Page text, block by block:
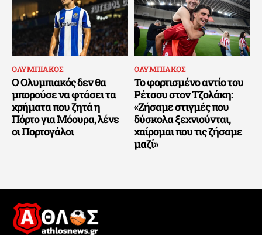
ΟΛΥΜΠΙΑΚΟΣ
Ο Ολυμπιακός δεν θα
μπορούσε να φτάσει τα
χρήματα που ζητά η
Πόρτο για Μόουρα, λένε
οι Πορτογάλοι
ΟΛΥΜΠΙΑΚΟΣ
Το φορτισμένο αντίο του
Ρέτσου στον Τζολάκη:
«Ζήσαμε στιγμές που
δύσκολα ξεχνιούνται,
χαίρομαι που τις ζήσαμε
μαζί»